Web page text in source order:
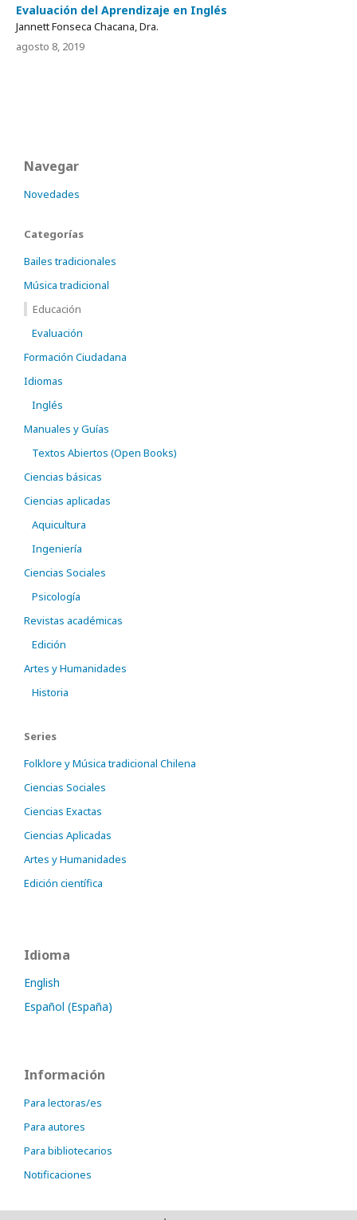
Evaluación del Aprendizaje en Inglés
Jannett Fonseca Chacana, Dra.
agosto 8, 2019
Navegar
Novedades
Categorías
Bailes tradicionales
Música tradicional
Educación
Evaluación
Formación Ciudadana
Idiomas
Inglés
Manuales y Guías
Textos Abiertos (Open Books)
Ciencias básicas
Ciencias aplicadas
Aquicultura
Ingeniería
Ciencias Sociales
Psicología
Revistas académicas
Edición
Artes y Humanidades
Historia
Series
Folklore y Música tradicional Chilena
Ciencias Sociales
Ciencias Exactas
Ciencias Aplicadas
Artes y Humanidades
Edición científica
Idioma
English
Español (España)
Información
Para lectoras/es
Para autores
Para bibliotecarios
Notificaciones